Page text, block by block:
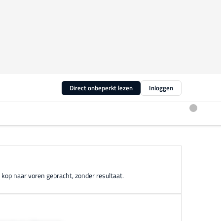
Direct onbeperkt lezen Inloggen
naar voren gebracht, zonder resultaat.